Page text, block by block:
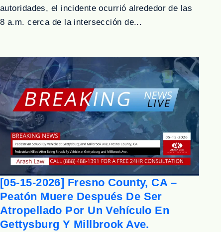
autoridades, el incidente ocurrió alrededor de las
8 a.m. cerca de la intersección de...
[05-15-2026] Fresno County, CA –
Peatón Muere Después De Ser
Atropellado Por Un Vehículo En
Gettysburg Y Millbrook Ave.